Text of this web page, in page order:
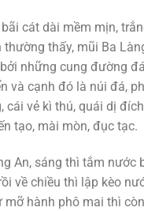
cát dài mềm mịn,
thường thấy, mũi Ba
những cung đường
và cạnh đó là núi đá,
cái vẻ kì thú, quái dị
tạo, mài mòn, đục tạc.
An, sáng thì tắm nước
về chiều thì lập kèo
mỡ hành phô mai thì